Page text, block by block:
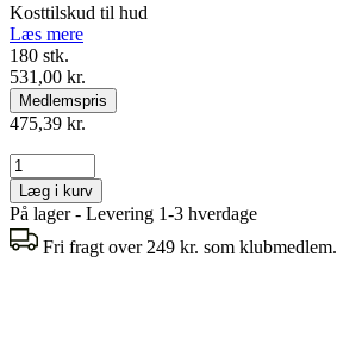
Kosttilskud til hud
Læs mere
180 stk.
531,00 kr.
Medlemspris
475,39 kr.
Læg i kurv
På lager - Levering 1-3 hverdage
Fri fragt over 249 kr. som klubmedlem.